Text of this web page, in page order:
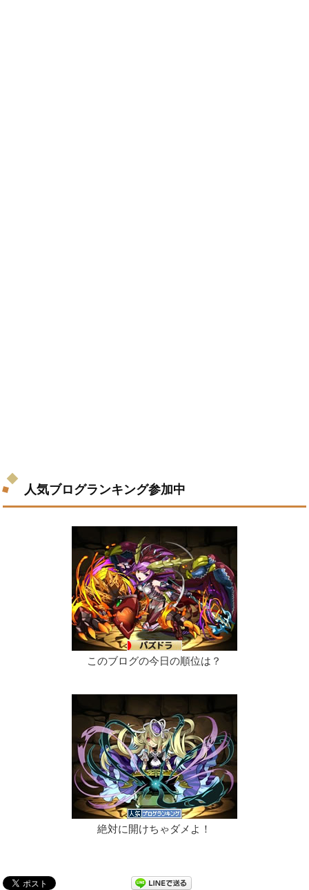
人気ブログランキング参加中
このブログの今日の順位は？
絶対に開けちゃダメよ！